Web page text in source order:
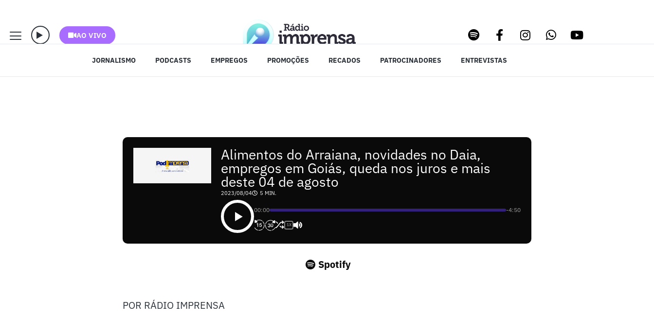
AO VIVO
JORNALISMO PODCASTS EMPREGOS PROMOÇÕES RECADOS PATROCINADORES ENTREVISTAS
Alimentos do Arraiana, novidades no Daia,
empregos em Goiás, queda nos juros e mais
deste 04 de agosto
2023/08/04 5 MIN.
00:00 -4:50
1X
Spotify
POR RÁDIO IMPRENSA